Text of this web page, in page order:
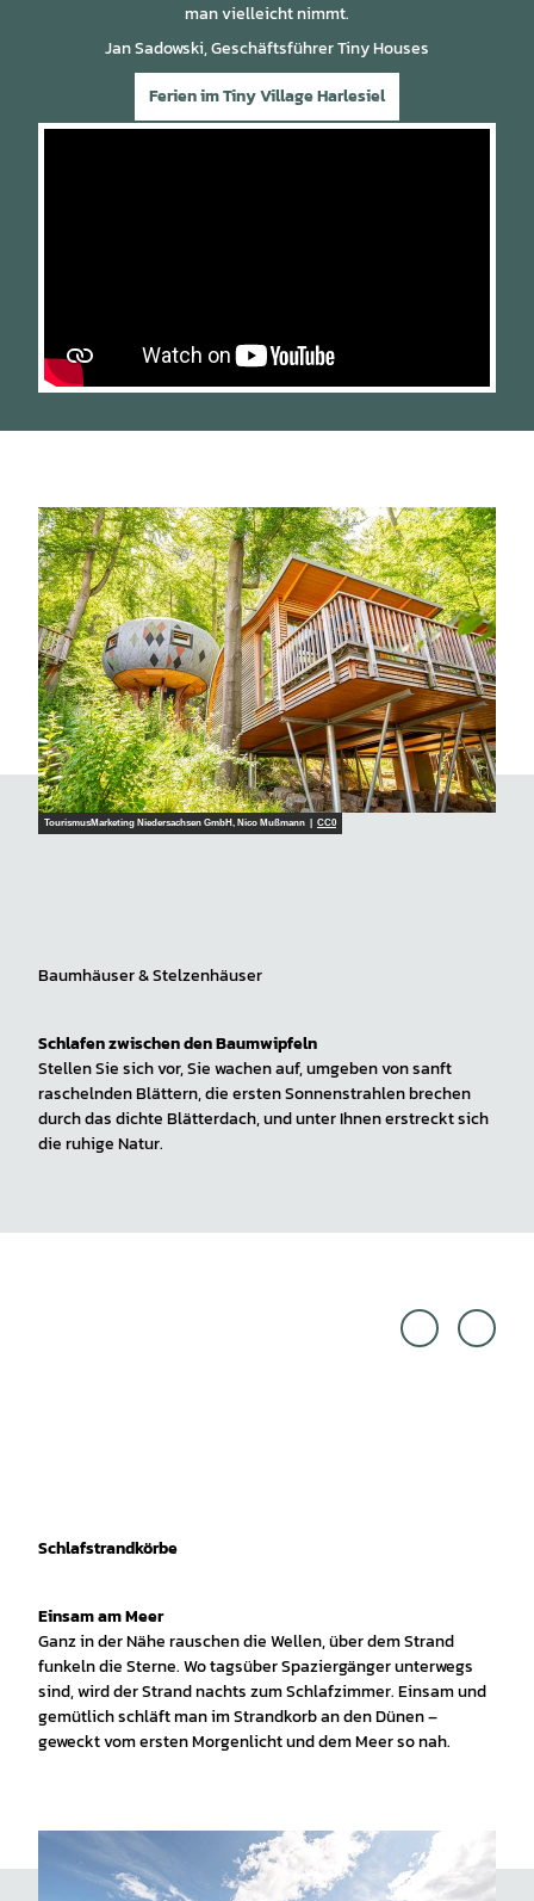
man vielleicht nimmt.
Jan Sadowski, Geschäftsführer Tiny Houses
Ferien im Tiny Village Harlesiel
Baumhäuser & Stelzenhäuser
Schlafen zwischen den Baumwipfeln
Stellen Sie sich vor, Sie wachen auf, umgeben von sanft
raschelnden Blättern, die ersten Sonnenstrahlen brechen
durch das dichte Blätterdach, und unter Ihnen erstreckt sich
die ruhige Natur.
TourismusMarketing Niedersachsen GmbH, Nico Mußmann | CC0
Schlafstrandkörbe
Einsam am Meer
Ganz in der Nähe rauschen die Wellen, über dem Strand
funkeln die Sterne. Wo tagsüber Spaziergänger unterwegs
sind, wird der Strand nachts zum Schlafzimmer. Einsam und
gemütlich schläft man im Strandkorb an den Dünen –
geweckt vom ersten Morgenlicht und dem Meer so nah.